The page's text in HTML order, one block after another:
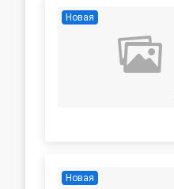
Новая
Новая